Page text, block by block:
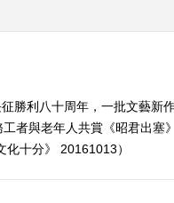
勝利八十周年，一批文藝新
者與老年人共賞《昭君出塞
十分》 20161013）